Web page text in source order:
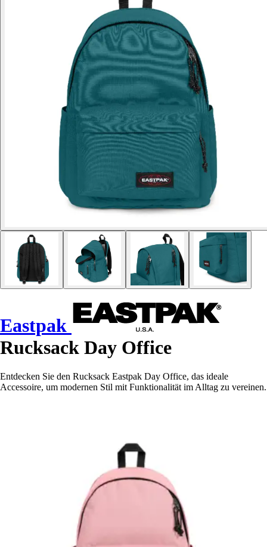
Eastpak
Rucksack Day Office
Entdecken Sie den Rucksack Eastpak Day Office, das ideale
Accessoire, um modernen Stil mit Funktionalität im Alltag zu vereinen.